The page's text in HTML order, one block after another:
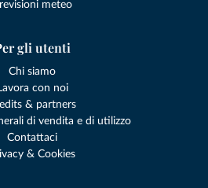
meteo
gli utenti
Chi siamo
con noi
& partners
di vendita e di utilizzo
Contattaci
& Cookies